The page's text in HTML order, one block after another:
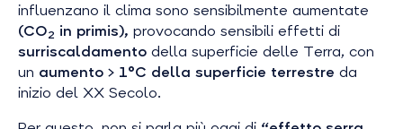
influenzano il clima sono sensibilmente aumentate
(CO2 in primis), provocando sensibili effetti di
surriscaldamento della superficie delle Terra, con
un aumento > 1°C della superficie terrestre da
inizio del XX Secolo.